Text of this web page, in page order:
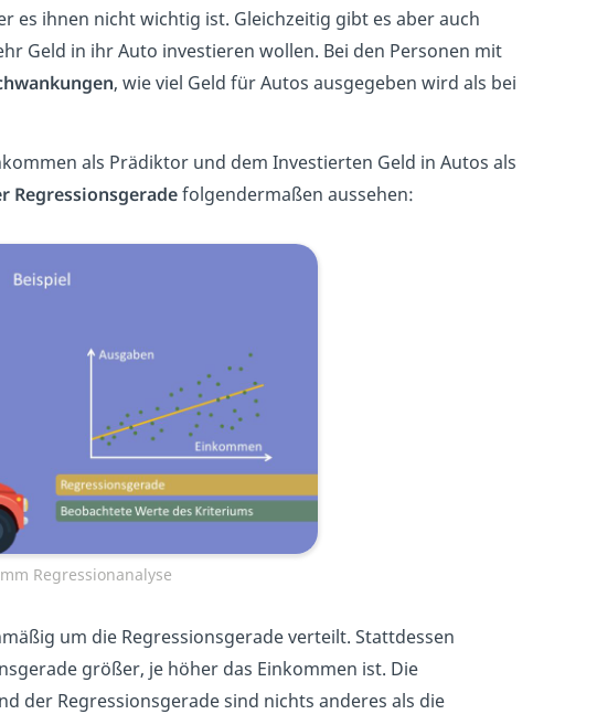
es ihnen nicht wichtig ist. Gleichzeitig gibt es aber auch
Geld in ihr Auto investieren wollen. Bei den Personen mit
, wie viel Geld für Autos ausgegeben wird als bei
als Prädiktor und dem Investierten Geld in Autos als
Regressionsgeradefolgendermaßen aussehen:
Regressionanalyse
um die Regressionsgerade verteilt. Stattdessen
größer, je höher das Einkommen ist. Die
der Regressionsgerade sind nichts anderes als die